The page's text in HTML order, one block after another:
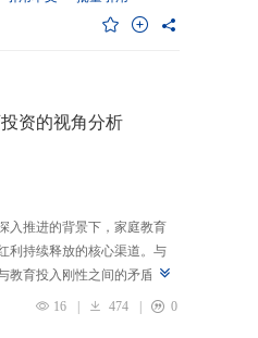
概念的综合评价研究相对滞
提出区域与城市研究的“C-
。其次，在指标体系科学
进行刻画；层级分解原则，
层和说明层的系统结构；应
。最后，在具体指标可信
复合性，体现概念的交叉交
资的视角分析
入推进的背景下，家庭教育
利持续释放的核心渠道。与
教育投入刚性之间的矛盾日
累效率、教育公平与家庭金
16 | 474 | 0